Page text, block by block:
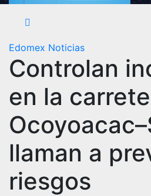
Edomex Noticias
Controlan
en la
llaman a
riesgos